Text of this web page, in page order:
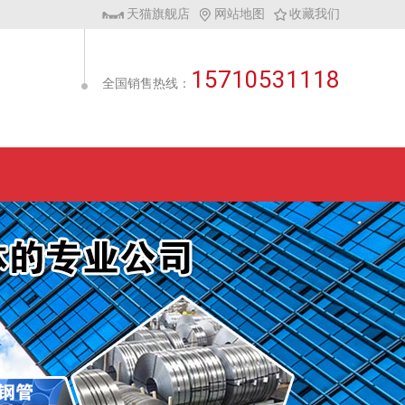
天猫旗舰店 网站地图 收藏我们
全国销售热线： 15710531118